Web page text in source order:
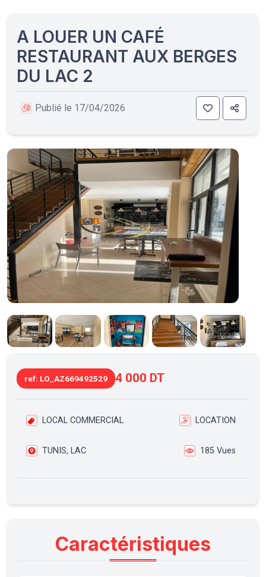
A LOUER UN CAFÉ
RESTAURANT AUX BERGES
DU LAC 2
Publié le 17/04/2026
ref: LO_AZ669492529 4 000 DT
LOCAL COMMERCIAL LOCATION
TUNIS, LAC 185 Vues
Caractéristiques